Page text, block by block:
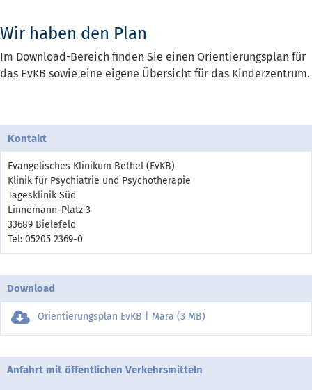
Wir haben den Plan
Im Download-Bereich finden Sie einen Orientierungsplan für
das EvKB sowie eine eigene Übersicht für das Kinderzentrum.
Kontakt
Evangelisches Klinikum Bethel (EvKB)
Klinik für Psychiatrie und Psychotherapie
Tagesklinik Süd
Linnemann-Platz 3
33689 Bielefeld
Tel: 05205 2369-0
Download
Orientierungsplan EvKB | Mara (3 MB)
Anfahrt mit öffentlichen Verkehrsmitteln